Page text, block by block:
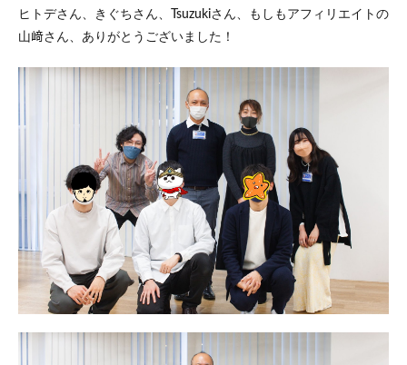
ヒトデさん、きぐちさん、Tsuzukiさん、もしもアフィリエイトの
山﨑さん、ありがとうございました！